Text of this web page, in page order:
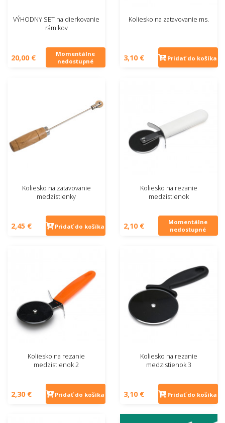
VÝHODNY SET na dierkovanie
rámikov
20,00 €
Momentálne
nedostupné
Koliesko na zatavovanie ms.
3,10 € Pridať do košíka
Koliesko na zatavovanie
medzistienky
2,45 € Pridať do košíka
Koliesko na rezanie
medzistienok
2,10 €
Momentálne
nedostupné
Koliesko na rezanie
medzistienok 2
2,30 € Pridať do košíka
Koliesko na rezanie
medzistienok 3
3,10 € Pridať do košíka